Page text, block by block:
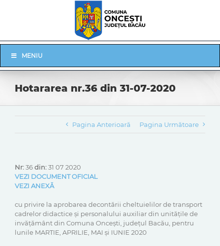
Navigation
MENIU
Hotararea nr.36 din 31-07-2020
Pagina Anterioară Pagina Următoare
Nr:36din:31 07 2020
VEZI DOCUMENT OFICIAL
VEZI ANEXĂ
cu privire la aprobarea decontării cheltuielilor de transport
cadrelor didactice și personalului auxiliar din unitățile de
invățământ din Comuna Oncești, județul Bacău, pentru
lunile MARTIE, APRILIE, MAI și IUNIE 2020